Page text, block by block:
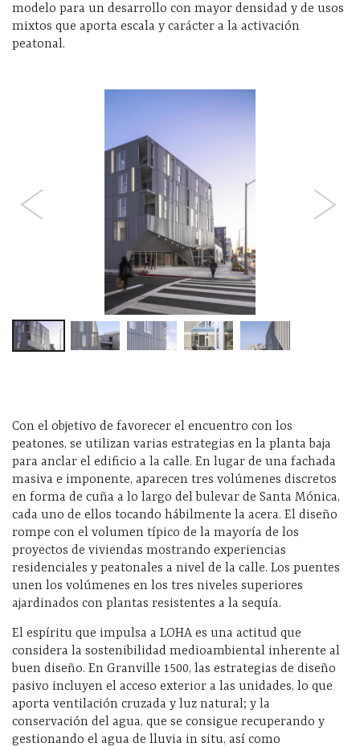
modelo para un desarrollo con mayor densidad y de usos
mixtos que aporta escala y carácter a la activación
peatonal.
Con el objetivo de favorecer el encuentro con los
peatones, se utilizan varias estrategias en la planta baja
para anclar el edificio a la calle. En lugar de una fachada
masiva e imponente, aparecen tres volúmenes discretos
en forma de cuña a lo largo del bulevar de Santa Mónica,
cada uno de ellos tocando hábilmente la acera. El diseño
rompe con el volumen típico de la mayoría de los
proyectos de viviendas mostrando experiencias
residenciales y peatonales a nivel de la calle. Los puentes
unen los volúmenes en los tres niveles superiores
ajardinados con plantas resistentes a la sequía.
El espíritu que impulsa a LOHA es una actitud que
considera la sostenibilidad medioambiental inherente al
buen diseño. En Granville 1500, las estrategias de diseño
pasivo incluyen el acceso exterior a las unidades, lo que
aporta ventilación cruzada y luz natural; y la
conservación del agua, que se consigue recuperando y
gestionando el agua de lluvia in situ, así como